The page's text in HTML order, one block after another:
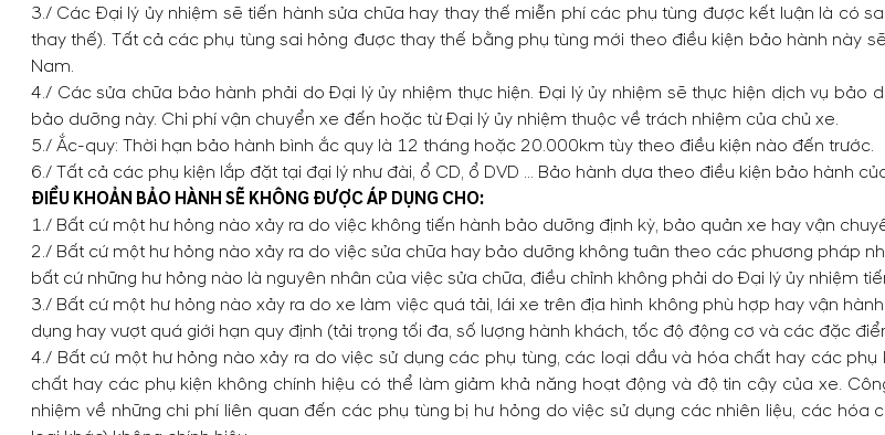
3./ Các Đại lý ủy nhiệm sẽ tiến hành sửa chữa hay thay thế miễn phí các phụ tùng được kết luận là có
thay thế). Tất cả các phụ tùng sai hỏng được thay thế bằng phụ tùng mới theo điều kiện bảo hành này
Nam.
4./ Các sửa chữa bảo hành phải do Đại lý ủy nhiệm thực hiện. Đại lý ủy nhiệm sẽ thực hiện dịch vụ
bảo dưỡng này. Chi phí vận chuyển xe đến hoặc từ Đại lý ủy nhiệm thuộc về trách nhiệm của chủ xe.
5./ Ắc-quy: Thời hạn bảo hành bình ắc quy là 12 tháng hoặc 20.000km tùy theo điều kiện nào đến trước.
6./ Tất cả các phụ kiện lắp đặt tại đại lý như đài, ổ CD, ổ DVD … Bảo hành dựa theo điều kiện bảo hành
ĐIỀU KHOẢN BẢO HÀNH SẼ KHÔNG ĐƯỢC ÁP DỤNG CHO:
1./ Bất cứ một hư hỏng nào xảy ra do việc không tiến hành bảo dưỡng định kỳ, bảo quản xe hay vận
2./ Bất cứ một hư hỏng nào xảy ra do việc sửa chữa hay bảo dưỡng không tuân theo các phương pháp
bất cứ những hư hỏng nào là nguyên nhân của việc sửa chữa, điều chỉnh không phải do Đại lý ủy nhiệm
3./ Bất cứ một hư hỏng nào xảy ra do xe làm việc quá tải, lái xe trên địa hình không phù hợp hay vận
dụng hay vượt quá giới hạn quy định (tải trọng tối đa, số lượng hành khách, tốc độ động cơ và các đặc
4./ Bất cứ một hư hỏng nào xảy ra do việc sử dụng các phụ tùng, các loại dầu và hóa chất hay các
chất hay các phụ kiện không chính hiệu có thể làm giảm khả năng hoạt động và độ tin cậy của xe.
nhiệm về những chi phí liên quan đến các phụ tùng bị hư hỏng do việc sử dụng các nhiên liệu, các